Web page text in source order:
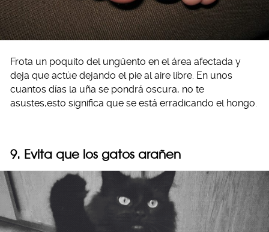
Frota un poquito del ungüento en el área afectada y
deja que actúe dejando el pie al aire libre. En unos
cuantos días la uña se pondrá oscura, no te
asustes,esto significa que se está erradicando el hongo.
9. Evita que los gatos arañen